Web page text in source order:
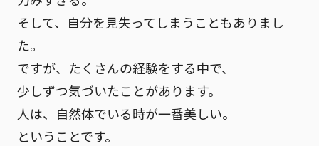
そして、自分を見失ってしまうこともありまし
た。
ですが、たくさんの経験をする中で、
少しずつ気づいたことがあります。
人は、自然体でいる時が一番美しい。
ということです。